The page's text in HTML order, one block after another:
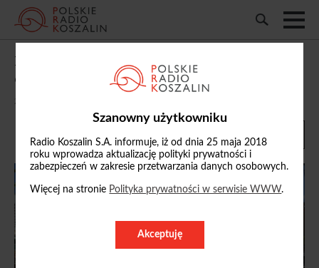
Szanowny użytkowniku
Radio Koszalin S.A. informuje, iż od dnia 25 maja 2018
roku wprowadza aktualizację polityki prywatności i
zabezpieczeń w zakresie przetwarzania danych osobowych.
Więcej na stronie Polityka prywatności w serwisie WWW.
Akceptuję
Koncerty, parada, pokaz dronów. W
czwartek ruszają Dni Koszalina
20/05/2026, 18:17